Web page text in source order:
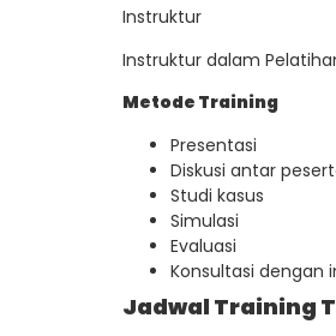
Instruktur
Instruktur dalam
Metode Training
Presentasi
Diskusi antar
Studi kasus
Simulasi
Evaluasi
Konsultasi dengan
Jadwal Training